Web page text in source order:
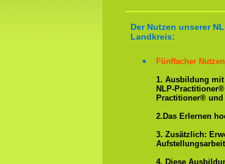
Der Nutzen unserer
Landkreis:
Fünffacher Nutzen
1. Ausbildung
NLP-
Practitioner® und
2.Das Erlernen
3. Zusätzlich:
4. Diese